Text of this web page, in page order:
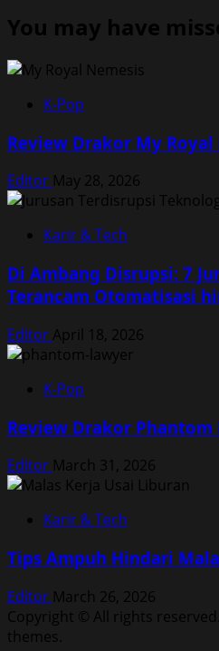
You may have
K-Pop
Review Drakor My Royal
Editor May 28, 2026
Karir & Tech
Di Ambang Disrupsi: 7
Terancam Otomatisasi
Editor April 18, 2026
K-Pop
Review Drakor Phantom
Editor March 31, 2026
Karir & Tech
Tips Ampuh Hindari
Editor March 26, 2026
Copyright © All rights reserved.
themes.